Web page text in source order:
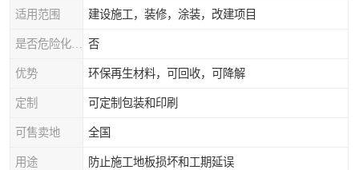
适用范围 建设施工，装修，涂装，改建项目
否
优势 环保再生材料，可回收，可降解
定制 可定制包装和印刷
可售卖地 全国
用途 防止施工地板损坏和工期延误